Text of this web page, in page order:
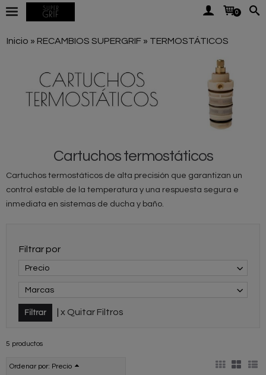
0
Inicio » RECAMBIOS SUPERGRIF » TERMOSTÁTICOS
Cartuchos termostáticos
Cartuchos termostáticos de alta precisión que garantizan un
control estable de la temperatura y una respuesta segura e
inmediata en sistemas de ducha y baño.
Filtrar por
Precio
Marcas
x Quitar Filtros
5 productos
Ordenar por: Precio